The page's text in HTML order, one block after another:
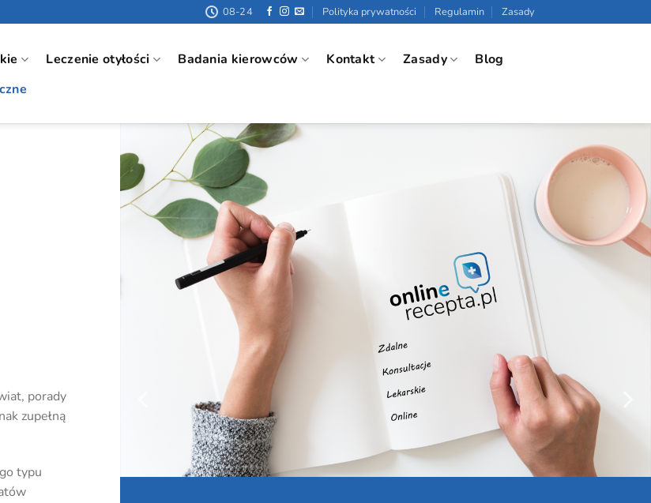
08-24 Polityka prywatności Regulamin Zasady
Leczenie otyłości Badania kierowców Kontakt Zasady
Blog
porady
zupełną
typu